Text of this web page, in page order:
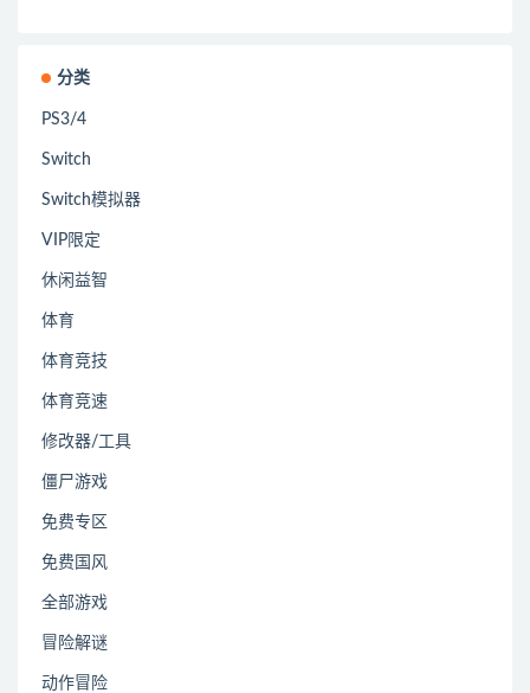
分类
PS3/4
Switch
Switch模拟器
VIP限定
休闲益智
体育
体育竞技
体育竞速
修改器/工具
僵尸游戏
免费专区
免费国风
全部游戏
冒险解谜
动作冒险